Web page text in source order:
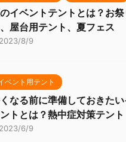
イベントテントとは？お
、屋台用テント、夏フェス
2023/8/9
ベント用テント
なる前に準備しておきたい
トとは？熱中症対策テント
2023/6/9